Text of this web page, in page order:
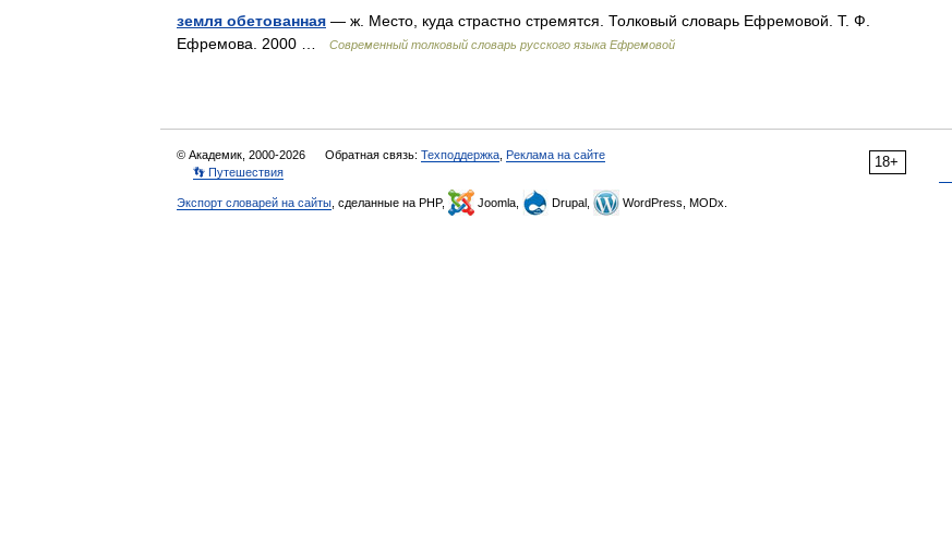
земля обетованная — ж. Место, куда страстно стремятся. Толковый словарь Ефремовой. Т. Ф.
Ефремова. 2000 …
Современный толковый словарь русского языка Ефремовой
18+
© Академик, 2000-2026 Обратная связь: Техподдержка Реклама на сайте
👣 Путешествия
Экспорт словарей на сайты , сделанные на PHP, Joomla, Drupal, WordPress, MODx.